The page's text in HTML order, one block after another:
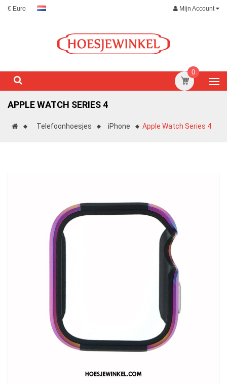
€ Euro Mijn Account
0
APPLE WATCH SERIES 4
Telefoonhoesjes iPhone Apple Watch Series 4